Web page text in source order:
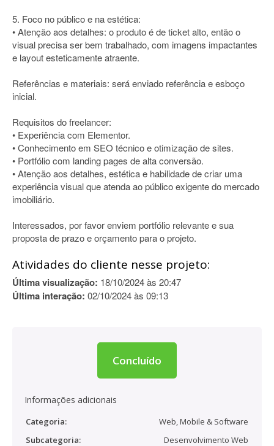
5. Foco no público e na estética:
• Atenção aos detalhes: o produto é de ticket alto, então o
visual precisa ser bem trabalhado, com imagens impactantes
e layout esteticamente atraente.
Referências e materiais: será enviado referência e esboço
inicial.
Requisitos do freelancer:
• Experiência com Elementor.
• Conhecimento em SEO técnico e otimização de sites.
• Portfólio com landing pages de alta conversão.
• Atenção aos detalhes, estética e habilidade de criar uma
experiência visual que atenda ao público exigente do mercado
imobiliário.
Interessados, por favor enviem portfólio relevante e sua
proposta de prazo e orçamento para o projeto.
Atividades do cliente nesse projeto:
Última visualização: 18/10/2024 às 20:47
Última interação: 02/10/2024 às 09:13
Concluído
Informações adicionais
Categoria:
Web, Mobile & Software
Subcategoria:
Desenvolvimento Web